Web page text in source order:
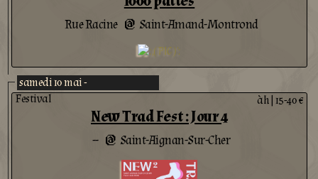
Rue Racine @ Saint-Amand-Montrond
samedi 10 mai -
Festival
New Trad Fest : Jour 4
-- @ Saint-Aignan-Sur-Cher
àh| 15-40 €